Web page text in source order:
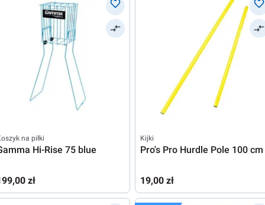
na piłki
Hi-Rise 75 blue
zł
Kijki
Pro's Pro Hurdle Pole 100 cm
19,00 zł